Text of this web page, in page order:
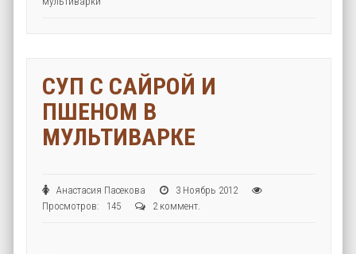
СУП С САЙРОЙ И
ПШЕНОМ В
МУЛЬТИВАРКЕ
Анастасия Пасекова
3 Ноябрь 2012
Просмотров: 145
2 коммент.